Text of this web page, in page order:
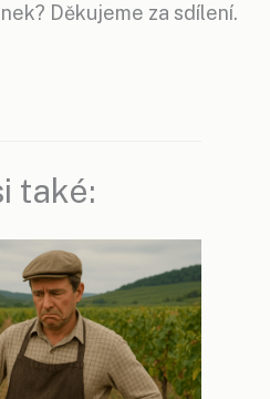
Děkujeme za sdílení.
také: